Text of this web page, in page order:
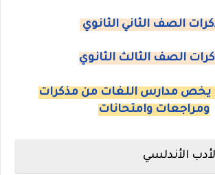
الصف الثاني الثانوي
الصف الثالث الثانوي
يخص مدارس اللغات من مذكرات
ومراجعات وامتحانات
الأندلسي